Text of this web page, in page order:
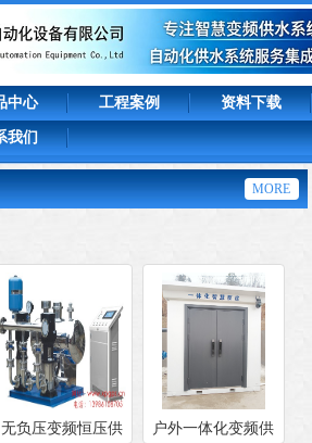
中心 工程案例 资料下载
我们
MORE
无负压变频恒压供
户外一体化变频供